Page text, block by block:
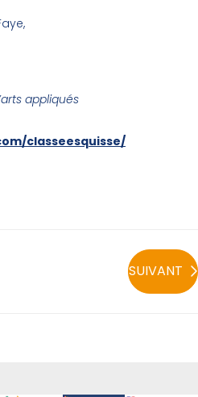
appliqués
classeesquisse/
SUIVANT